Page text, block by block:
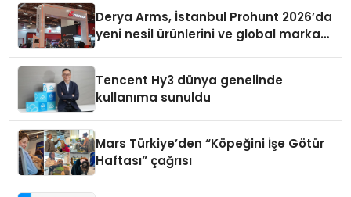
Derya Arms, İstanbul Prohunt 2026’da
yeni nesil ürünlerini ve global marka
Tencent Hy3 dünya genelinde
kullanıma sunuldu
Mars Türkiye’den “Köpeğini İşe Götür
Haftası” çağrısı